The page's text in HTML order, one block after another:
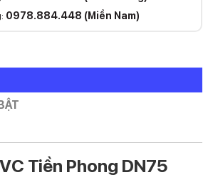
0978.884.448 (Miền Nam)
Tiền Phong DN75